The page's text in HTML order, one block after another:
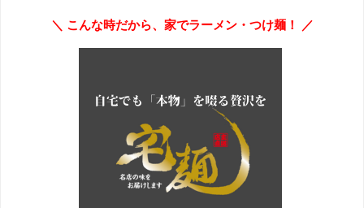
＼ こんな時だから、家でラーメン・つけ麺！ ／